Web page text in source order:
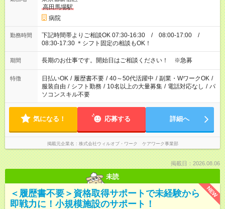
高田馬場駅
病院
勤務時間
下記時間帯よりご相談OK 07:30-16:30 / 08:00-17:00 /
08:30-17:30 ＊シフト固定の相談もOK！
期間 長期のお仕事です。開始日はご相談ください！ ※急募
特徴 日払いOK / 履歴書不要 / 40～50代活躍中 / 副業・WワークOK /
服装自由 / シフト勤務 / 10名以上の大量募集 / 電話対応なし / パ
ソコンスキル不要
気になる！ 応募する 詳細へ
掲載元企業名 株式会社ウィルオブ・ワーク ケアワーク事業部
掲載日：2026.08.06
未読
NEW
＜履歴書不要＞資格取得サポートで未経験から
即戦力に！小規模施設のサポート！